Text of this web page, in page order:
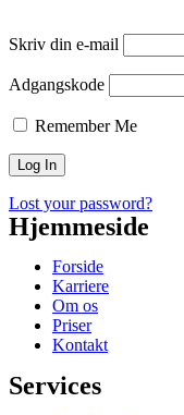
Skriv din e-mail
Adgangskode
Remember Me
Lost your password?
Hjemmeside
Forside
Karriere
Om os
Priser
Kontakt
Services